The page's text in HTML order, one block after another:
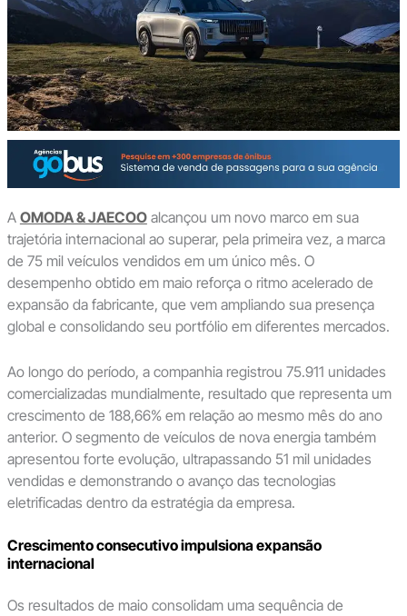
A OMODA & JAECOOalcançou um novo marco em sua
trajetória internacional ao superar, pela primeira vez, a marca
de 75 mil veículos vendidos em um único mês. O
desempenho obtido em maio reforça o ritmo acelerado de
expansão da fabricante, que vem ampliando sua presença
global e consolidando seu portfólio em diferentes mercados.
Ao longo do período, a companhia registrou 75.911 unidades
comercializadas mundialmente, resultado que representa um
crescimento de 188,66% em relação ao mesmo mês do ano
anterior. O segmento de veículos de nova energia também
apresentou forte evolução, ultrapassando 51 mil unidades
vendidas e demonstrando o avanço das tecnologias
eletrificadas dentro da estratégia da empresa.
Crescimento consecutivo impulsiona expansão
internacional
Os resultados de maio consolidam uma sequência de